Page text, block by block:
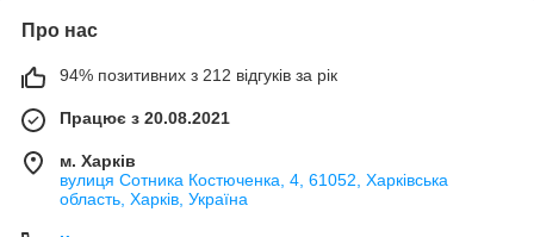
Про нас
94% позитивних з 212 відгуків за рік
Працює з 20.08.2021
м. Харків
вулиця Сотника Костюченка, 4, 61052, Харківська
область, Харків, Україна